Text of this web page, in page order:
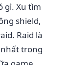
gì. Xu tìm
shield,
Raid là
trong